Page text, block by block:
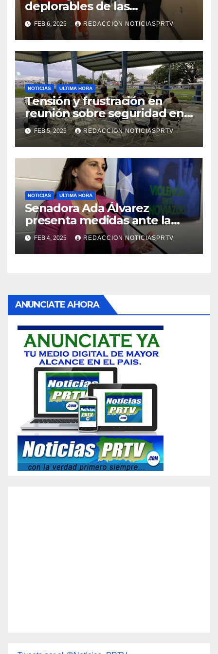
deplorables de las
facilidades el Departamento
de la Salud en Mayagüez
FEB 6, 2025 REDACCION NOTICIASPRTV
NOTICIAS ULTIMA HORA
Tensión y frustración en
reunión sobre seguridad en
Reparto Metropolitano
FEB 5, 2025 REDACCION NOTICIASPRTV
NOTICIAS ULTIMA HORA
Senadora Ada Álvarez
presenta medidas ante la
violencia en el noviazgo
FEB 4, 2025 REDACCION NOTICIASPRTV
ANUNCIATE AHORA